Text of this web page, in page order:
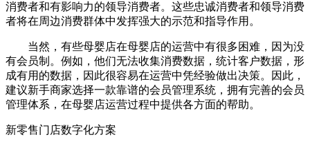
消费者和有影响力的领导消费者。这些忠诚消费者和领导消费
者将在周边消费群体中发挥强大的示范和指导作用。
当然，有些母婴店在母婴店的运营中有很多困难，因为没
有会员制。例如，他们无法收集消费数据，统计客户数据，形
成有用的数据，因此很容易在运营中凭经验做出决策。因此，
建议新手商家选择一款靠谱的会员管理系统，拥有完善的会员
管理体系，在母婴店运营过程中提供各方面的帮助。
新零售门店数字化方案